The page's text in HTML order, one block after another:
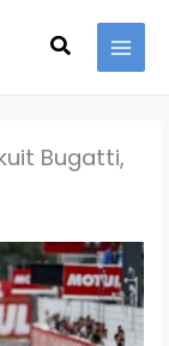
Search
Bugatti,